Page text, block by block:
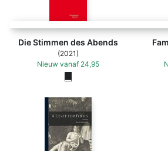
Die Stimmen des Abends
(2021)
Nieuw vanaf 24,95